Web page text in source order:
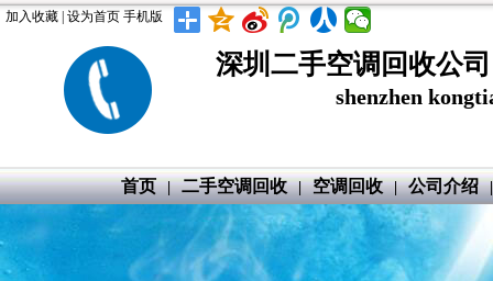
加入收藏 设为首页 手机版
深圳二手空调回收公司
shenzhen
首页 | 二手空调回收 | 空调回收 | 公司介绍 |